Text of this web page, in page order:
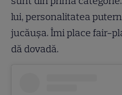
lui, personalitatea
jucăușa. Îmi place fair-
dă dovadă.